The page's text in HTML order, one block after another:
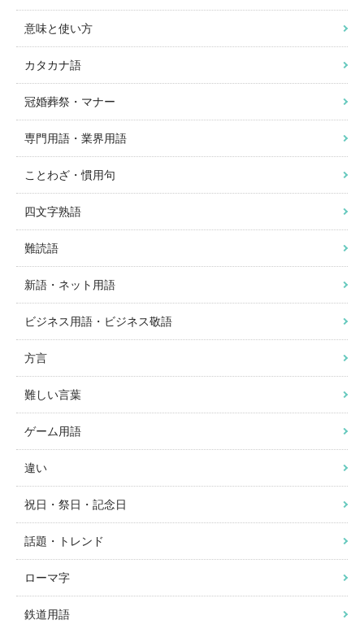
意味と使い方
カタカナ語
冠婚葬祭・マナー
専門用語・業界用語
ことわざ・慣用句
四文字熟語
難読語
新語・ネット用語
ビジネス用語・ビジネス敬語
方言
難しい言葉
ゲーム用語
違い
祝日・祭日・記念日
話題・トレンド
ローマ字
鉄道用語